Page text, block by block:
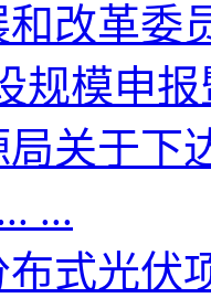
和改革
规模申
关于下
...
式光伏